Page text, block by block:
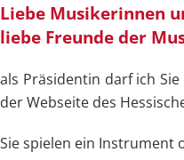
Liebe Musikerinnen
liebe Freunde der
als Präsidentin darf ich
der Webseite des
Sie spielen ein Instrument